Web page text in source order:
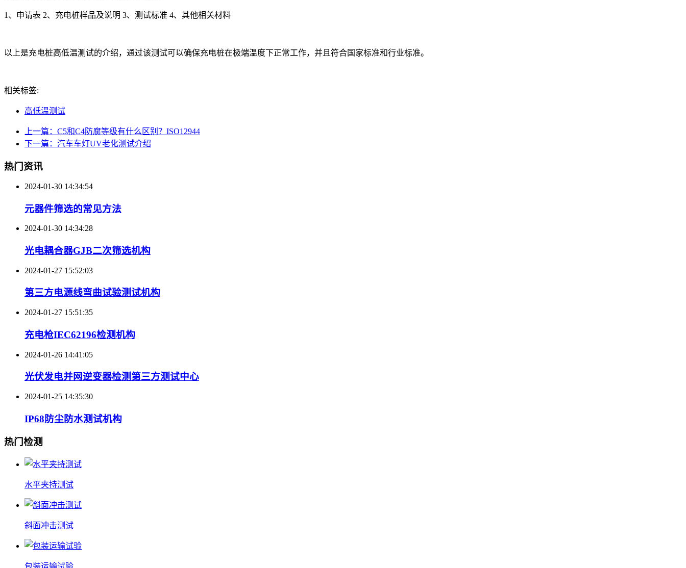
1、申请表 2、充电桩样品及说明 3、测试标准 4、其他相关材料
以上是充电桩高低温测试的介绍，通过该测试可以确保充电桩在极端温度下正常工作，并且符合国家标准和行业标准。
相关标签:
高低温测试
上一篇：C5和C4防腐等级有什么区别？ISO12944
下一篇：汽车车灯UV老化测试介绍
热门资讯
2024-01-30 14:34:54
元器件筛选的常见方法
2024-01-30 14:34:28
光电耦合器GJB二次筛选机构
2024-01-27 15:52:03
第三方电源线弯曲试验测试机构
2024-01-27 15:51:35
充电枪IEC62196检测机构
2024-01-26 14:41:05
光伏发电并网逆变器检测第三方测试中心
2024-01-25 14:35:30
IP68防尘防水测试机构
热门检测
水平夹持测试
斜面冲击测试